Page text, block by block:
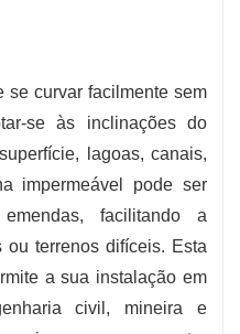
se curvar facilmente sem
se às inclinações do
lagoas, canais,
impermeável pode ser
facilitando a
ou terrenos difíceis. Esta
a sua instalação em
civil, mineira e